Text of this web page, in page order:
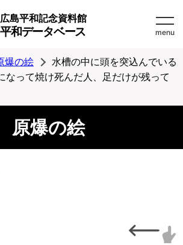
広島平和記念資料館
平和データベース menu
爆の絵
水槽の中に頭を突込んでいる
なって焼け死んだ人、足だけが残って
原爆の絵